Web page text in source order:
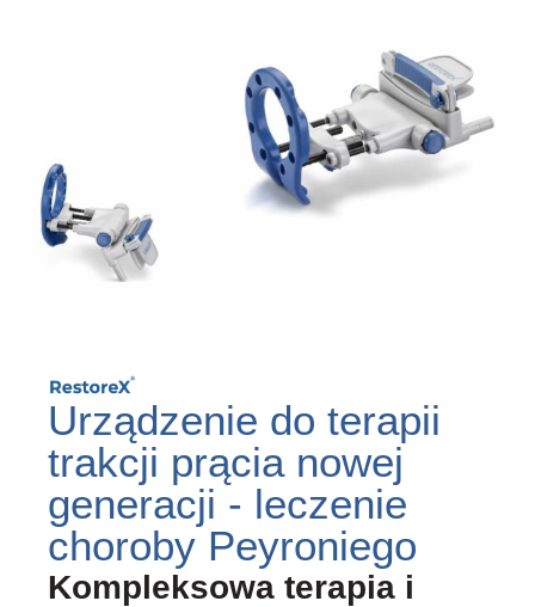
Urządzenie do terapii
trakcji prącia nowej
generacji - leczenie
choroby Peyroniego
Kompleksowa terapia i